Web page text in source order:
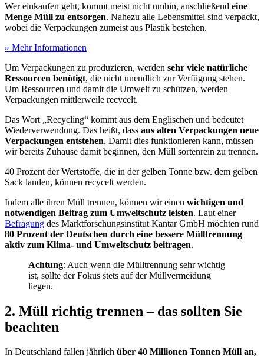
Wer einkaufen geht, kommt meist nicht umhin, anschließend eine
Menge Müll zu entsorgen. Nahezu alle Lebensmittel sind verpackt,
wobei die Verpackungen zumeist aus Plastik bestehen.
» Mehr Informationen
Um Verpackungen zu produzieren, werden sehr viele natürliche
Ressourcen benötigt, die nicht unendlich zur Verfügung stehen.
Um Ressourcen und damit die Umwelt zu schützen, werden
Verpackungen mittlerweile recycelt.
Das Wort „Recycling“ kommt aus dem Englischen und bedeutet
Wiederverwendung. Das heißt, dass aus alten Verpackungen neue
Verpackungen entstehen. Damit dies funktionieren kann, müssen
wir bereits Zuhause damit beginnen, den Müll sortenrein zu trennen.
40 Prozent der Wertstoffe, die in der gelben Tonne bzw. dem gelben
Sack landen, können recycelt werden.
Indem alle ihren Müll trennen, können wir einen wichtigen und
notwendigen Beitrag zum Umweltschutz leisten. Laut einer
Befragung des Marktforschungsinstitut Kantar GmbH möchten rund
80 Prozent der Deutschen durch eine bessere Mülltrennung
aktiv zum Klima- und Umweltschutz beitragen.
Achtung: Auch wenn die Mülltrennung sehr wichtig
ist, sollte der Fokus stets auf der Müllvermeidung
liegen.
2. Müll richtig trennen – das sollten Sie
beachten
In Deutschland fallen jährlich über 40 Millionen Tonnen Müll an,